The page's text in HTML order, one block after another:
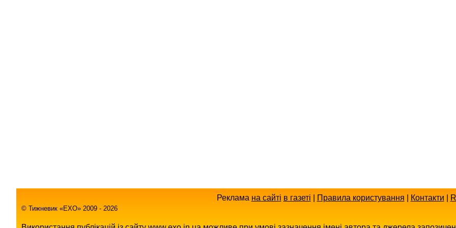
Реклама на сайті в газеті Правила користування Контакти
© Тижневик «EХO» 2009 - 2026